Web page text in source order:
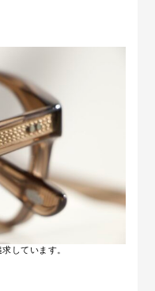
しています。